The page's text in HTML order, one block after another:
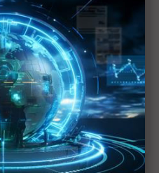
NVIDIA與OpenAI千億
點名Amkor、矽品與新創
史新高 AI晶片需求爆